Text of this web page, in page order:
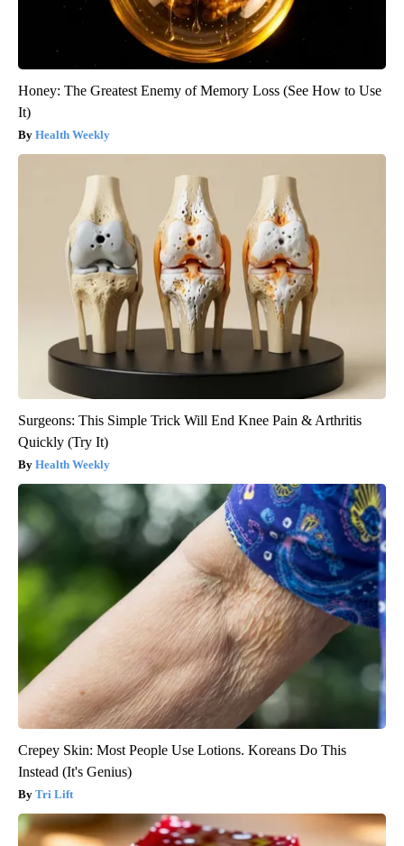
Honey: The Greatest Enemy of Memory Loss (See How to Use
It)
Health Weekly
Surgeons: This Simple Trick Will End Knee Pain & Arthritis
Quickly (Try It)
Health Weekly
Crepey Skin: Most People Use Lotions. Koreans Do This
Instead (It's Genius)
Tri Lift